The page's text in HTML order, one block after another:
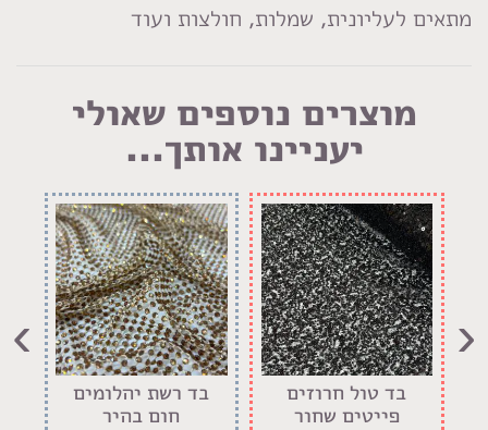
מתאים לעליונית, שמלות, חולצות ועוד
מוצרים נוספים שאולי
יעניינו אותך...
בד טול חרוזים
פייטים שחור
בד רשת יהלומים
חום בהיר
‹
›